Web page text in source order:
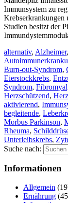
Immunsystem zu
Krebserkrankungen
Studien besitzt der
alternativ, Alzheimer,
Burn-out-Syndrom,
Eierstockkrebs,
Syndrom,
Herzschützend,
aktivierend,
begleitende,
Morbus Parkinson,
Rheuma,
Unterleibskrebs,
Suche nach:
Informationen
Allgemein
Ernährung